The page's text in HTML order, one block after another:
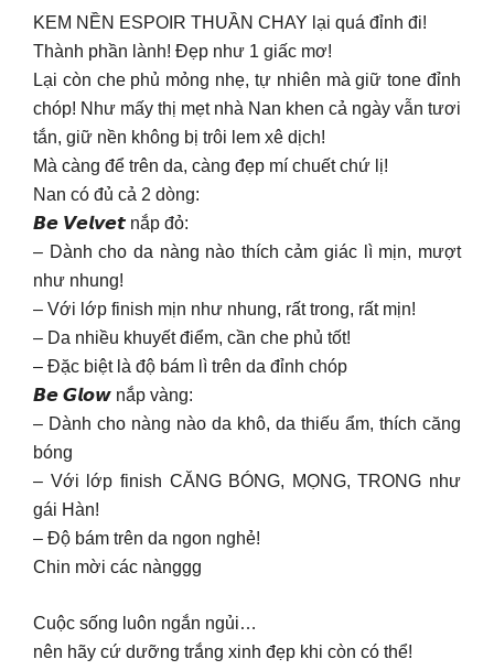
KEM NỀN ESPOIR THUẦN CHAY lại quá đỉnh đi!
Thành phần lành! Đẹp như 1 giấc mơ!
Lại còn che phủ mỏng nhẹ, tự nhiên mà giữ tone đỉnh
chóp! Như mấy thị mẹt nhà Nan khen cả ngày vẫn tươi
tắn, giữ nền không bị trôi lem xê dịch!
Mà càng để trên da, càng đẹp mí chuết chứ lị!
Nan có đủ cả 2 dòng:
𝘽𝙚 𝙑𝙚𝙡𝙫𝙚𝙩 nắp đỏ:
– Dành cho da nàng nào thích cảm giác lì mịn, mượt
như nhung!
– Với lớp finish mịn như nhung, rất trong, rất mịn!
– Da nhiều khuyết điểm, cần che phủ tốt!
– Đặc biệt là độ bám lì trên da đỉnh chóp
𝘽𝙚 𝙂𝙡𝙤𝙬 nắp vàng:
– Dành cho nàng nào da khô, da thiếu ẩm, thích căng
bóng
– Với lớp finish CĂNG BÓNG, MỌNG, TRONG như
gái Hàn!
– Độ bám trên da ngon nghẻ!
Chin mời các nànggg
Cuộc sống luôn ngắn ngủi…
nên hãy cứ dưỡng trắng xinh đẹp khi còn có thể!